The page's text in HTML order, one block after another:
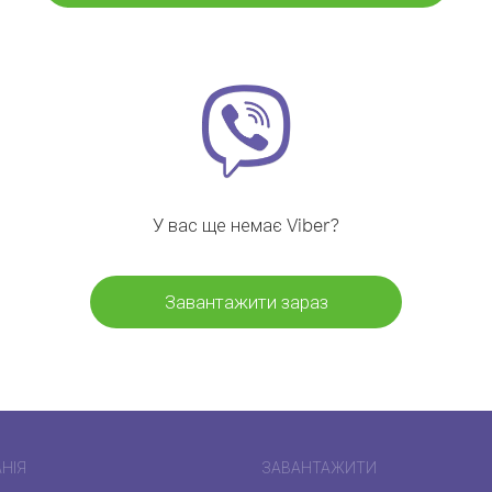
У вас ще немає Viber?
Завантажити зараз
ЗАВАНТАЖИТИ